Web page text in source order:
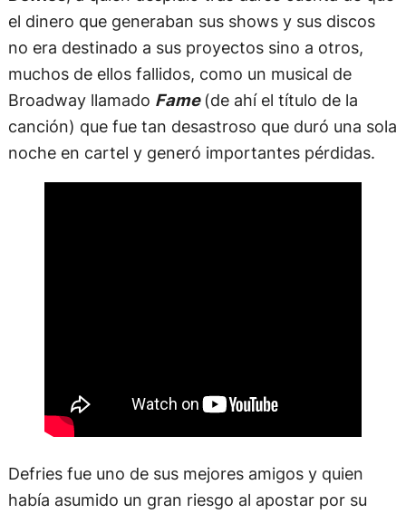
el dinero que generaban sus shows y sus discos
no era destinado a sus proyectos sino a otros,
muchos de ellos fallidos, como un musical de
Broadway llamado Fame (de ahí el título de la
canción) que fue tan desastroso que duró una sola
noche en cartel y generó importantes pérdidas.
Defries fue uno de sus mejores amigos y quien
había asumido un gran riesgo al apostar por su